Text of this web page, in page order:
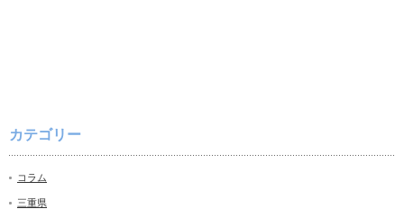
カテゴリー
コラム
三重県